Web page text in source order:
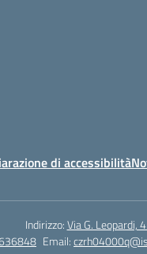
di accessibilità
Indirizzo:Via G. Leopardi,
Email: